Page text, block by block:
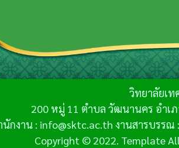
วิทยาลัยเ
200 หมู่ 11 ตำบล วัฒนานคร อำเ
นักงาน : info@sktc.ac.th งานสารบรร
Copyright © 2022. Template